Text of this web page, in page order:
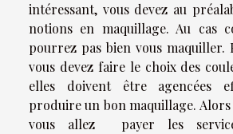
intéressant, vous devez au
notions en maquillage. Au cas
pourrez pas bien vous maquiller.
vous devez faire le choix des
elles doivent être agencées
produire un bon maquillage.
vous allez payer les